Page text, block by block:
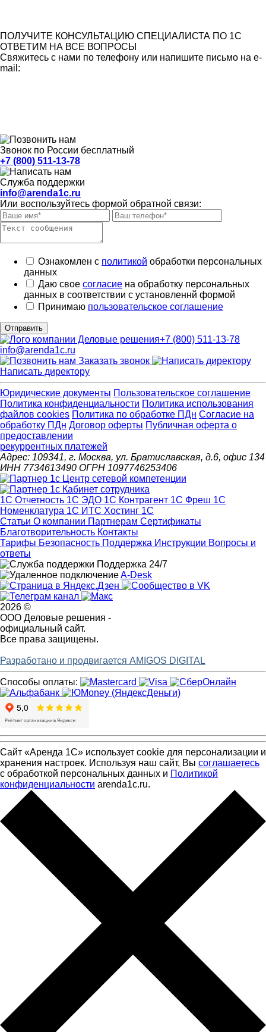
ПОЛУЧИТЕ КОНСУЛЬТАЦИЮ СПЕЦИАЛИСТА ПО 1С
ОТВЕТИМ НА ВСЕ ВОПРОСЫ
Свяжитесь с нами по телефону или напишите письмо на e-
mail:
Звонок по России бесплатный
+7 (800) 511-13-78
Служба поддержки
info@arenda1c.ru
Или воспользуйтесь формой обратной связи:
Ознакомлен с политикой обработки персональных
данных
Даю свое согласие на обработку персональных
данных в соответствии с установленнй формой
Принимаю пользовательское соглашение
Отправить
+7 (800) 511-13-78
info@arenda1c.ru
Заказать звонок
Написать директору
Юридические документы Пользовательское соглашение
Политика конфиденциальности Политика использования
файлов cookies Политика по обработке ПДн Cогласие на
обработку ПДн Договор оферты Публичная оферта о
предоставлении
рекуррентных платежей
Адрес: 109341, г. Москва, ул. Братиславская, д.6, офис 134
ИНН 7734613490 ОГРН 1097746253406
1С Отчетность 1С ЭДО 1С Контрагент 1С Фреш 1С
Номенклатура 1С ИТС Хостинг 1С
Статьи О компании Партнерам Сертификаты
Благотворительность Контакты
Тарифы Безопасность Поддержка Инструкции Вопросы и
ответы
Поддержка 24/7
A-Desk
2026 ©
ООО Деловые решения -
официальный сайт.
Все права защищены.
Разработано и продвигается AMIGOS DIGITAL
Способы оплаты:
Сайт «Аренда 1С» использует cookie для персонализации и
хранения настроек. Используя наш сайт, Вы соглашаетесь
с обработкой персональных данных и Политикой
конфиденциальности arenda1c.ru.